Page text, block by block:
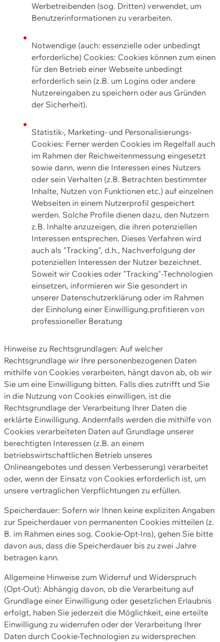
Werbetreibenden (sog. Dritten) verwendet, um
Benutzerinformationen zu verarbeiten.
Notwendige (auch: essenzielle oder unbedingt
erforderliche) Cookies: Cookies können zum einen
für den Betrieb einer Webseite unbedingt
erforderlich sein (z.B. um Logins oder andere
Nutzereingaben zu speichern oder aus Gründen
der Sicherheit).
Statistik-, Marketing- und Personalisierungs-
Cookies: Ferner werden Cookies im Regelfall auch
im Rahmen der Reichweitenmessung eingesetzt
sowie dann, wenn die Interessen eines Nutzers
oder sein Verhalten (z.B. Betrachten bestimmter
Inhalte, Nutzen von Funktionen etc.) auf einzelnen
Webseiten in einem Nutzerprofil gespeichert
werden. Solche Profile dienen dazu, den Nutzern
z.B. Inhalte anzuzeigen, die ihren potenziellen
Interessen entsprechen. Dieses Verfahren wird
auch als "Tracking", d.h., Nachverfolgung der
potenziellen Interessen der Nutzer bezeichnet.
Soweit wir Cookies oder "Tracking"-Technologien
einsetzen, informieren wir Sie gesondert in
unserer Datenschutzerklärung oder im Rahmen
der Einholung einer Einwilligung.profitieren von
professioneller Beratung
Hinweise zu Rechtsgrundlagen: Auf welcher
Rechtsgrundlage wir Ihre personenbezogenen Daten
mithilfe von Cookies verarbeiten, hängt davon ab, ob wir
Sie um eine Einwilligung bitten. Falls dies zutrifft und Sie
in die Nutzung von Cookies einwilligen, ist die
Rechtsgrundlage der Verarbeitung Ihrer Daten die
erklärte Einwilligung. Andernfalls werden die mithilfe von
Cookies verarbeiteten Daten auf Grundlage unserer
berechtigten Interessen (z.B. an einem
betriebswirtschaftlichen Betrieb unseres
Onlineangebotes und dessen Verbesserung) verarbeitet
oder, wenn der Einsatz von Cookies erforderlich ist, um
unsere vertraglichen Verpflichtungen zu erfüllen.
Speicherdauer: Sofern wir Ihnen keine expliziten Angaben
zur Speicherdauer von permanenten Cookies mitteilen (z.
B. im Rahmen eines sog. Cookie-Opt-Ins), gehen Sie bitte
davon aus, dass die Speicherdauer bis zu zwei Jahre
betragen kann.
Allgemeine Hinweise zum Widerruf und Widerspruch
(Opt-Out): Abhängig davon, ob die Verarbeitung auf
Grundlage einer Einwilligung oder gesetzlichen Erlaubnis
erfolgt, haben Sie jederzeit die Möglichkeit, eine erteilte
Einwilligung zu widerrufen oder der Verarbeitung Ihrer
Daten durch Cookie-Technologien zu widersprechen